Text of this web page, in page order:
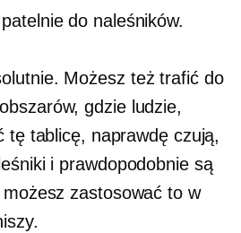
do naleśników.
Możesz też trafić do
gdzie ludzie,
tę tablicę, naprawdę czują,
i prawdopodobnie są
zastosować to w